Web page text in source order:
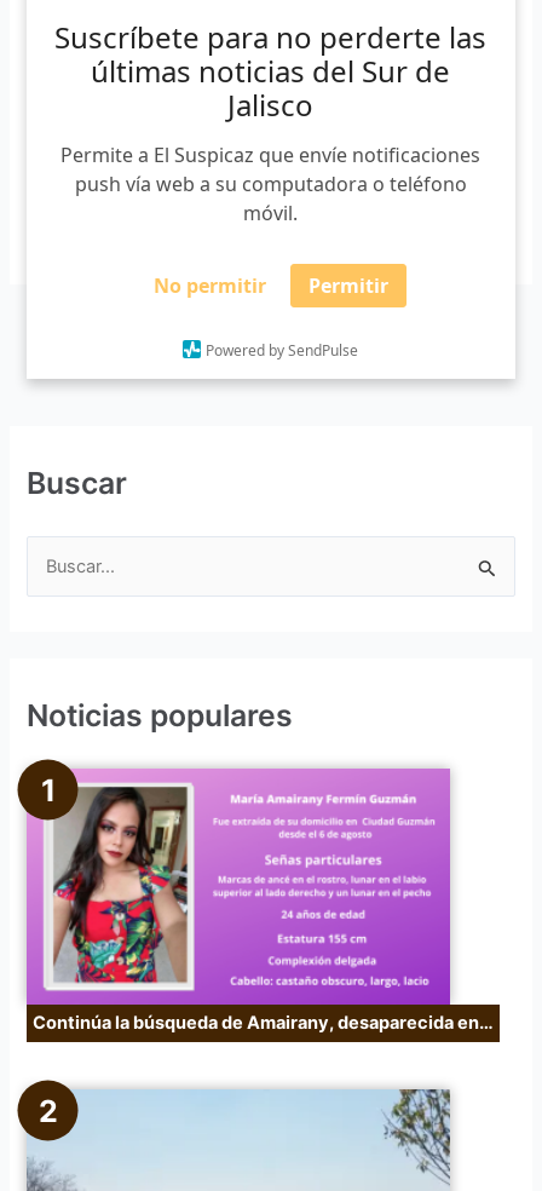
Suscríbete para no perderte las
últimas noticias del Sur de
Jalisco
Permite a El Suspicaz que envíe notificaciones
push vía web a su computadora o teléfono
móvil.
No permitir Permitir
Powered by SendPulse
Juventud (IMAJ). De acuerdo con Jairo Manuel Serrano
Patricio, director del IMAJ, en el mes de julio se lanzó la
convocatoria para que las instituciones y población en
Buscar
a
o
Noticias populares
Continúa la búsqueda de Amairany, desaparecida en…